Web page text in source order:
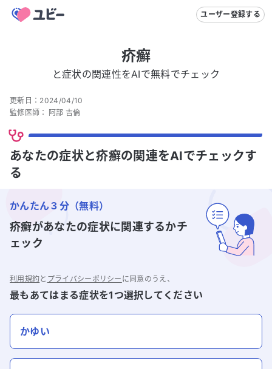
ユーザー登録する
疥癬
と症状の関連性をAIで無料でチェック
更新日： 2024/04/10
監修医師： 阿部 吉倫
あなたの症状と疥癬の関連をAIでチェックす
る
かんたん３分（無料）
疥癬があなたの症状に関連するかチ
ェック
利用規約と プライバシーポリシー に同意のうえ、
最もあてはまる症状を1つ選択してください
かゆい